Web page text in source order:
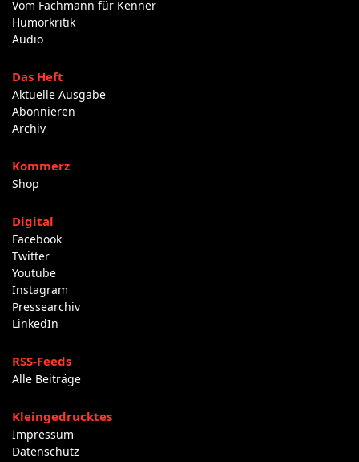
Vom Fachmann für Kenner
Humorkritik
Audio
Das Heft
Aktuelle Ausgabe
Abonnieren
Archiv
Kommerz
Shop
Digital
Facebook
Twitter
Youtube
Instagram
Pressearchiv
LinkedIn
RSS-Feeds
Alle Beiträge
Kleingedrucktes
Impressum
Datenschutz